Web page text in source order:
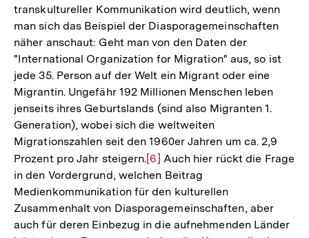
transkultureller Kommunikation wird deutlich, wenn
man sich das Beispiel der Diasporagemeinschaften
näher anschaut: Geht man von den Daten der
"International Organization for Migration" aus, so ist
jede 35. Person auf der Welt ein Migrant oder eine
Migrantin. Ungefähr 192 Millionen Menschen leben
jenseits ihres Geburtslands (sind also Migranten 1.
Generation), wobei sich die weltweiten
Migrationszahlen seit den 1960er Jahren um ca. 2,9
Prozent pro Jahr steigern.Zur
Auflösung
der
Fußnote
[6] Auch hier rückt die Frage
in den Vordergrund, welchen Beitrag
Medienkommunikation für den kulturellen
Zusammenhalt von Diasporagemeinschaften, aber
auch für deren Einbezug in die aufnehmenden Länder